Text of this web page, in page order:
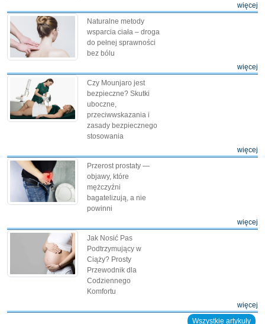
więcej
Naturalne metody
wsparcia ciała – droga
do pełnej sprawności
bez bólu
więcej
Czy Mounjaro jest
bezpieczne? Skutki
uboczne,
przeciwwskazania i
zasady bezpiecznego
stosowania
więcej
Przerost prostaty —
objawy, które
mężczyźni
bagatelizują, a nie
powinni
więcej
Jak Nosić Pas
Podtrzymujący w
Ciąży? Prosty
Przewodnik dla
Codziennego
Komfortu
więcej
Wszystkie artykuły